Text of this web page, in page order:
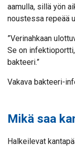
aamulla, sillä yön
noustessa repeää
”Verinahkaan
Se on
bakteeri.”
Vakava bakteeri-
Mikä saa
Halkeilevat